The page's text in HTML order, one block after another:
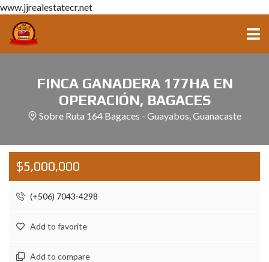
www.jjrealestatecr.net
FINCA GANADERA 177HA EN
OPERACIÓN, BAGACES
Sobre Ruta 164 Bagaces - Guayabos, Guanacaste
$5,000,000
(+506) 7043-4298
Add to favorite
Add to compare